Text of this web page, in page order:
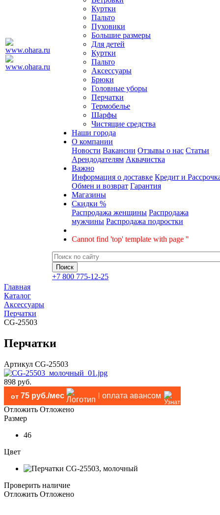
Куртки
Пальто
Пуховики
Большие размеры
Для детей
Куртки
Пальто
Аксессуары
Брюки
Головные уборы
Перчатки
Термобелье
Шарфы
Чистящие средства
Наши города
О компании
Новости Вакансии Отзывы о нас Статьи
Арендодателям Аквачистка
Важно
Информация о доставке Кредит и
Обмен и возврат Гарантия
Магазины
Скидки %
Распродажа женщины Распродажа
мужчины Распродажа подростки
Cannot find 'top' template with page ''
+7 800 775-12-25
Главная
Каталог
Аксессуары
Перчатки
CG-25503
Перчатки
Артикул CG-25503
898 руб.
от 75 руб./мес
оплата авансом
Отложить Отложено
Размер
46
Цвет
Проверить наличие
Отложить Отложено